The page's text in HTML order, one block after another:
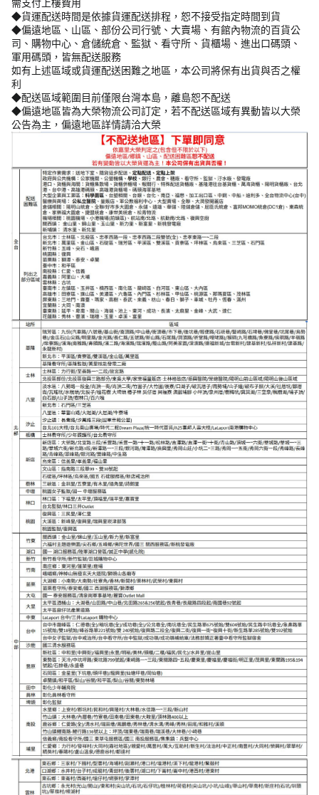
需支付上樓費用
◆貨運配送時間是依據貨運配送排程，恕不接受指定時間到貨
◆偏遠地區、山區、部份公司行號、大賣場、有館內物流的百貨公
司、購物中心、倉儲統倉、監獄、看守所、貨櫃場、進出口碼頭、
軍用碼頭，皆無配送服務
如有上述區域或貨運配送困難之地區，本公司將保有出貨與否之權
利
◆配送區域範圍目前僅限台灣本島，離島恕不配送
◆偏遠地區皆為大榮物流公司訂定，若不配送區域有異動皆以大榮
公告為主，偏遠地區詳情請洽大榮